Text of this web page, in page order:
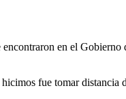
en el Gobierno
fue tomar distancia